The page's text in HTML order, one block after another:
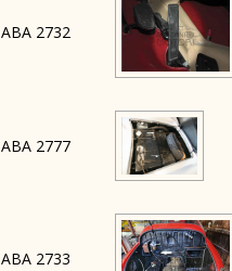
ABA 2732
ABA 2777
ABA 2733